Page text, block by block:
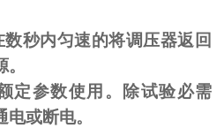
秒内匀速的将调压器返回
定参数使用。除试验必需
或断电。